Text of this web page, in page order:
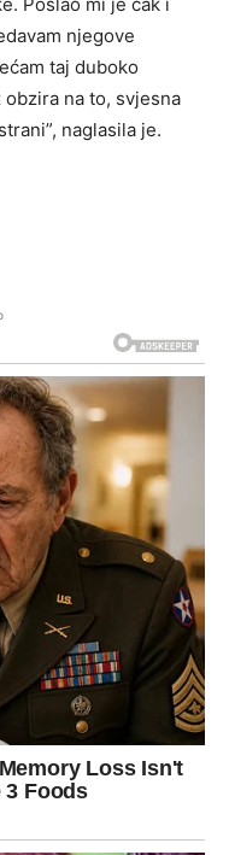
njegove
taj duboko
na to, svjesna
naglasila je.